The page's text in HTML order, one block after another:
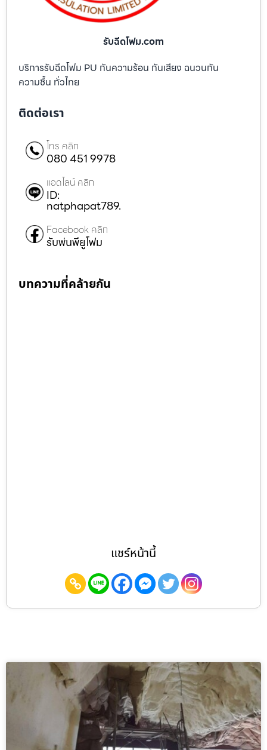
รับฉีดโฟม.com
บริการรับฉีดโฟม PU กันความร้อน กันเสียง ฉนวนกัน
ความชื้น ทั่วไทย
ติดต่อเรา
โทร คลิก
080 451 9978
แอดไลน์ คลิก
ID:
natphapat789.
Facebook คลิก
รับพ่นพียูโฟม
บทความที่คล้ายกัน
แชร์หน้านี้